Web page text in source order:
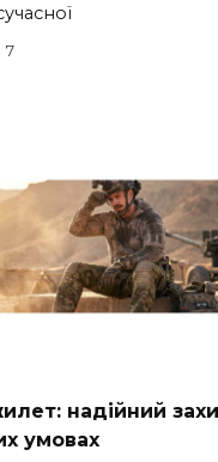
7
надійний
умовах